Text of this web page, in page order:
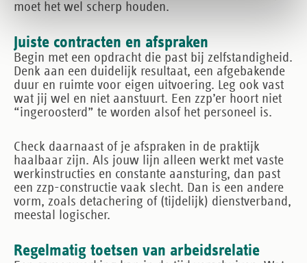
moet het wel scherp houden.
Juiste contracten en afspraken
Begin met een opdracht die past bij zelfstandigheid.
Denk aan een duidelijk resultaat, een afgebakende
duur en ruimte voor eigen uitvoering. Leg ook vast
wat jij wel en niet aanstuurt. Een zzp’er hoort niet
“ingeroosterd” te worden alsof het personeel is.
Check daarnaast of je afspraken in de praktijk
haalbaar zijn. Als jouw lijn alleen werkt met vaste
werkinstructies en constante aansturing, dan past
een zzp-constructie vaak slecht. Dan is een andere
vorm, zoals detachering of (tijdelijk) dienstverband,
meestal logischer.
Regelmatig toetsen van arbeidsrelatie